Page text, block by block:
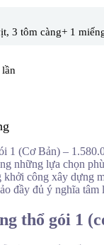
3 tôm càng+ 1
1 (Cơ Bản) –
những lựa chọn
khởi công xây dựng
đầy đủ ý nghĩa tâm
thổ gói 1